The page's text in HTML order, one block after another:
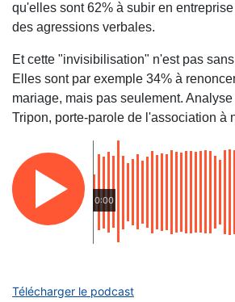
qu'elles sont 62% à subir en
des agressions verbales.
Et cette "invisibilisation" n'est pas
Elles sont par exemple 34% à
mariage, mais pas seulement.
Tripon, porte-parole de l'association à
0:00
Télécharger le podcast